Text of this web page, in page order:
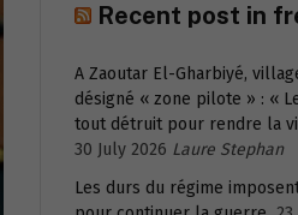
Recent post in
A Zaoutar El-Gharbiyé,
désigné « zone pilote » : «
tout détruit pour rendre la
30 July 2026 Laure Stephan
Les durs du régime